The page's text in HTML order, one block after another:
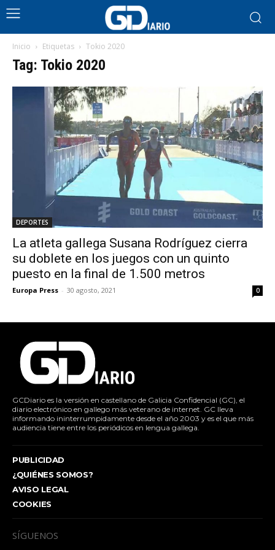
Inicio Etiquetas Tokio 2020
Tag: Tokio 2020
DEPORTES
La atleta gallega Susana Rodríguez cierra
su doblete en los juegos con un quinto
puesto en la final de 1.500 metros
Europa Press - 30 agosto, 2021 0
GCDiario es la versión en castellano de Galicia Confidencial (GC), el
diario electrónico en gallego más veterano de internet. GC lleva
informando ininterrumpidamente desde el año 2003 y es el que más
audiencia tiene entre los periódicos en lengua gallega.
PUBLICIDAD
¿QUIÉNES SOMOS?
AVISO LEGAL
COOKIES
SÍGUENOS